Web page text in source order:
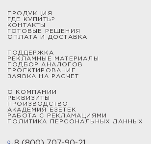
ПРОДУКЦИЯ
ГДЕ КУПИТЬ?
КОНТАКТЫ
ГОТОВЫЕ РЕШЕНИЯ
ОПЛАТА И ДОСТАВКА
ПОДДЕРЖКА
РЕКЛАМНЫЕ МАТЕРИАЛЫ
ПОДБОР АНАЛОГОВ
ПРОЕКТИРОВАНИЕ
ЗАЯВКА НА РАСЧЕТ
О КОМПАНИИ
РЕКВИЗИТЫ
ПРОИЗВОДСТВО
АКАДЕМИЯ ЕЗЕТЕК
РАБОТА С РЕКЛАМАЦИЯМИ
ПОЛИТИКА ПЕРСОНАЛЬНЫХ ДАННЫХ